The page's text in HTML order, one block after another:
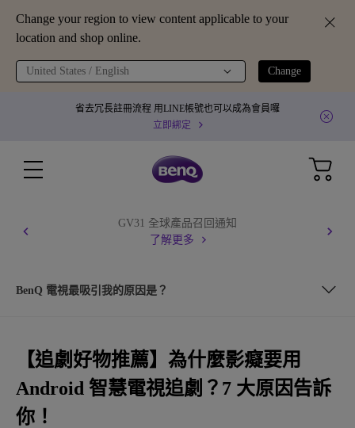
Change your region to view content applicable to your
location and shop online.
United States / English Change
省去冗長註冊流程 用LINE帳號也可以成為會員囉
立即綁定
GV31 全球產品召回通知
了解更多
BenQ 電視最吸引我的原因是？
BenQ 電視最吸引我的原因是？
追劇神器 BenQ 電視 - BenQ 電視外觀介紹
【追劇好物推薦】為什麼影癡要用
Android 智慧電視追劇？7 大原因告訴
你！